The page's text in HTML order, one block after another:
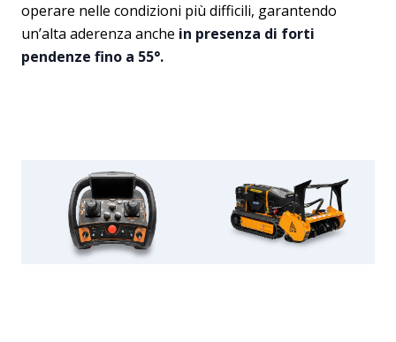
operare nelle condizioni più difficili, garantendo
un’alta aderenza anche in presenza di forti
pendenze fino a 55°.